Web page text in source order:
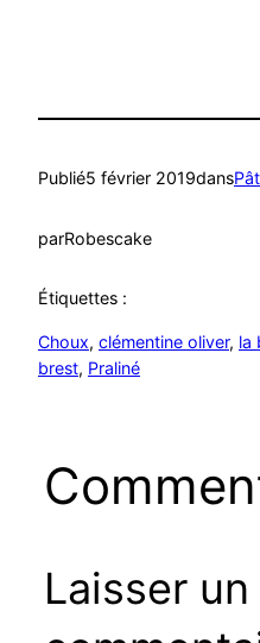
Publié5 février 2019dans
parRobescake
Étiquettes :
Choux, clémentine oliver, la
brest, Praliné
Laisser un